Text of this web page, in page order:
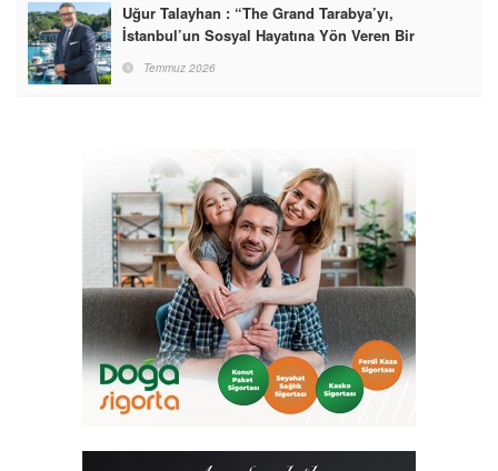
Uğur Talayhan : “The Grand Tarabya’yı,
İstanbul’un Sosyal Hayatına Yön Veren Bir
Destinasyon Haline Getirmeyi Hedefliyorum”
Temmuz 2026